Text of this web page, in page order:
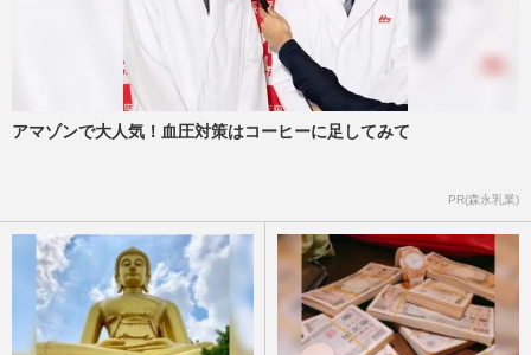
アマゾンで大人気！血圧対策はコーヒーに足してみて
PR(森永乳業)